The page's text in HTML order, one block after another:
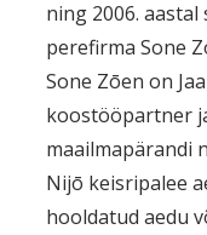
ning 2006.
perefirma Sone
Sone Zōen on
koostööpartner
maailmapärandi
Nijō keisripalee
hooldatud aedu